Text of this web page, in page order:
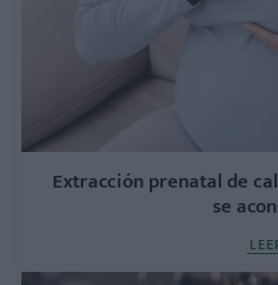
Extracción prenatal de
se